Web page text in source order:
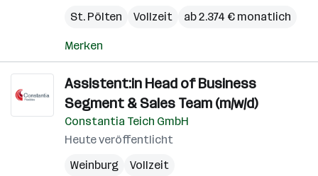
St. Pölten
Vollzeit ab 2.374 € monatlich
Merken
Assistent:in Head of Business
Segment & Sales Team (m/w/d)
Constantia Teich GmbH
Heute veröffentlicht
Weinburg
Vollzeit